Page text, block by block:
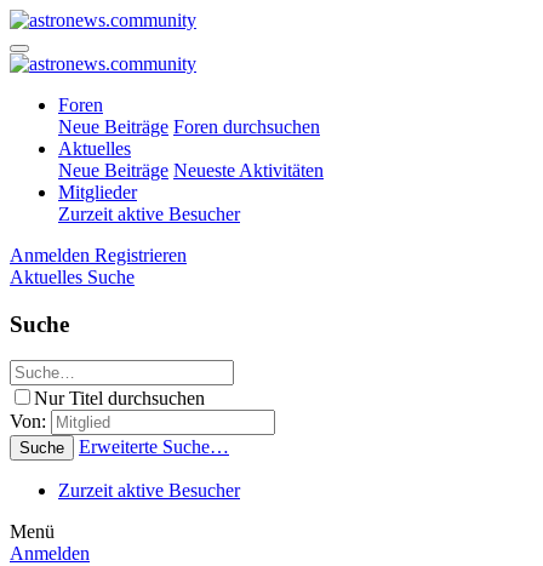
Foren
Neue Beiträge Foren durchsuchen
Aktuelles
Neue Beiträge Neueste Aktivitäten
Mitglieder
Zurzeit aktive Besucher
Anmelden Registrieren
Aktuelles Suche
Suche
Nur Titel durchsuchen
Von:
Suche Erweiterte Suche…
Zurzeit aktive Besucher
Menü
Anmelden